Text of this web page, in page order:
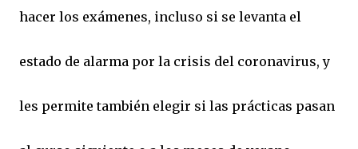
hacer los exámenes, incluso si se levanta el
estado de alarma por la crisis del coronavirus, y
les permite también elegir si las prácticas pasan